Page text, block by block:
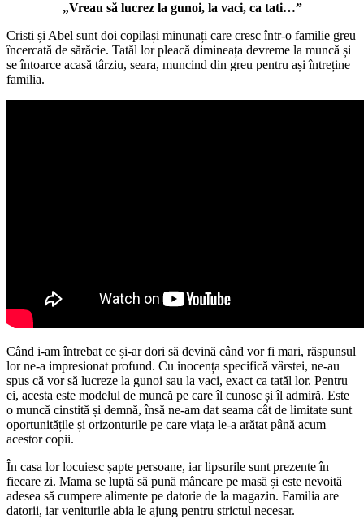
„Vreau să lucrez la gunoi, la vaci, ca tati…”
Cristi și Abel sunt doi copilași minunați care cresc într-o familie greu
încercată de sărăcie. Tatăl lor pleacă dimineața devreme la muncă și
se întoarce acasă târziu, seara, muncind din greu pentru ași întreține
familia.
Când i-am întrebat ce și-ar dori să devină când vor fi mari, răspunsul
lor ne-a impresionat profund. Cu inocența specifică vârstei, ne-au
spus că vor să lucreze la gunoi sau la vaci, exact ca tatăl lor. Pentru
ei, acesta este modelul de muncă pe care îl cunosc și îl admiră. Este
o muncă cinstită și demnă, însă ne-am dat seama cât de limitate sunt
oportunitățile și orizonturile pe care viața le-a arătat până acum
acestor copii.
În casa lor locuiesc șapte persoane, iar lipsurile sunt prezente în
fiecare zi. Mama se luptă să pună mâncare pe masă și este nevoită
adesea să cumpere alimente pe datorie de la magazin. Familia are
datorii, iar veniturile abia le ajung pentru strictul necesar.